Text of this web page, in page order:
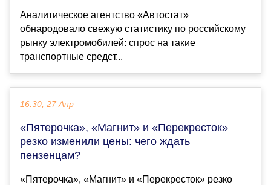
Аналитическое агентство «Автостат»
обнародовало свежую статистику по российскому
рынку электромобилей: спрос на такие
транспортные средст...
16:30, 27 Апр
«Пятерочка», «Магнит» и «Перекресток»
резко изменили цены: чего ждать
пензенцам?
«Пятерочка», «Магнит» и «Перекресток» резко